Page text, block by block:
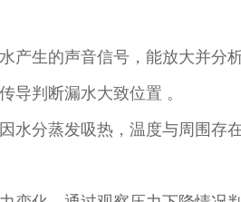
生的声音信号，能放大并分
导判断漏水大致位置 。​
水分蒸发吸热，温度与周围存